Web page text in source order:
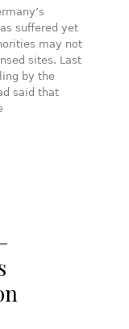
suffered yet
may not
sites. Last
by the
said that